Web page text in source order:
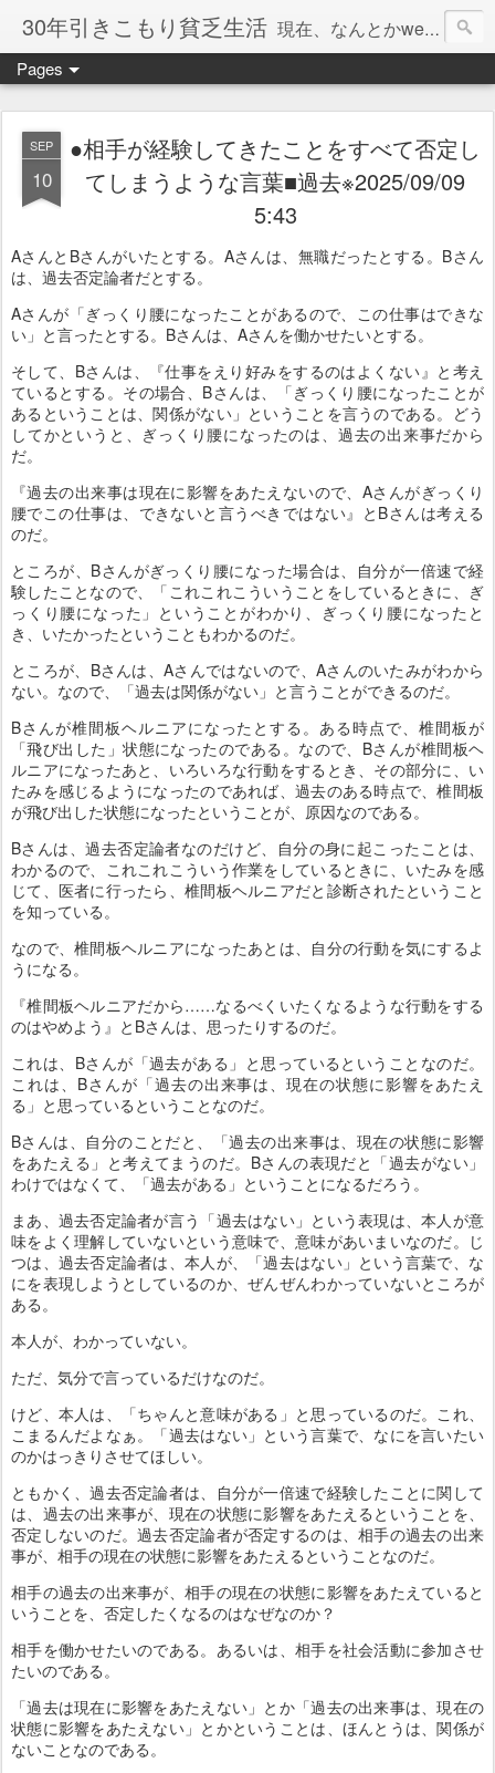
30年引きこもり貧乏生活 現在、なんとかweb系の仕事で食べています。このブログで扱う問題は「この世とはなにか」「人生とはなにか」「人間とはなにか」「強迫神経症の原因と解決法」「うつ病の原因と寄り添う方法」「家族の問題」などについてです。
Pages
SEP
10
●相手が経験してきたことをすべて否定し
てしまうような言葉■過去※2025/09/09
5:43
AさんとBさんがいたとする。Aさんは、無職だったとする。Bさん
は、過去否定論者だとする。
Aさんが「ぎっくり腰になったことがあるので、この仕事はできな
い」と言ったとする。Bさんは、Aさんを働かせたいとする。
そして、Bさんは、『仕事をえり好みをするのはよくない』と考え
ているとする。その場合、Bさんは、「ぎっくり腰になったことが
あるということは、関係がない」ということを言うのである。どう
してかというと、ぎっくり腰になったのは、過去の出来事だから
だ。
『過去の出来事は現在に影響をあたえないので、Aさんがぎっくり
腰でこの仕事は、できないと言うべきではない』とBさんは考える
のだ。
ところが、Bさんがぎっくり腰になった場合は、自分が一倍速で経
験したことなので、「これこれこういうことをしているときに、ぎ
っくり腰になった」ということがわかり、ぎっくり腰になったと
き、いたかったということもわかるのだ。
ところが、Bさんは、Aさんではないので、Aさんのいたみがわから
ない。なので、「過去は関係がない」と言うことができるのだ。
Bさんが椎間板ヘルニアになったとする。ある時点で、椎間板が
「飛び出した」状態になったのである。なので、Bさんが椎間板ヘ
ルニアになったあと、いろいろな行動をするとき、その部分に、い
たみを感じるようになったのであれば、過去のある時点で、椎間板
が飛び出した状態になったということが、原因なのである。
Bさんは、過去否定論者なのだけど、自分の身に起こったことは、
わかるので、これこれこういう作業をしているときに、いたみを感
じて、医者に行ったら、椎間板ヘルニアだと診断されたということ
を知っている。
なので、椎間板ヘルニアになったあとは、自分の行動を気にするよ
うになる。
『椎間板ヘルニアだから……なるべくいたくなるような行動をする
のはやめよう』とBさんは、思ったりするのだ。
これは、Bさんが「過去がある」と思っているということなのだ。
これは、Bさんが「過去の出来事は、現在の状態に影響をあたえ
る」と思っているということなのだ。
Bさんは、自分のことだと、「過去の出来事は、現在の状態に影響
をあたえる」と考えてまうのだ。Bさんの表現だと「過去がない」
わけではなくて、「過去がある」ということになるだろう。
まあ、過去否定論者が言う「過去はない」という表現は、本人が意
味をよく理解していないという意味で、意味があいまいなのだ。じ
つは、過去否定論者は、本人が、「過去はない」という言葉で、な
にを表現しようとしているのか、ぜんぜんわかっていないところが
ある。
本人が、わかっていない。
ただ、気分で言っているだけなのだ。
けど、本人は、「ちゃんと意味がある」と思っているのだ。これ、
こまるんだよなぁ。「過去はない」という言葉で、なにを言いたい
のかはっきりさせてほしい。
ともかく、過去否定論者は、自分が一倍速で経験したことに関して
は、過去の出来事が、現在の状態に影響をあたえるということを、
否定しないのだ。過去否定論者が否定するのは、相手の過去の出来
事が、相手の現在の状態に影響をあたえるということなのだ。
相手の過去の出来事が、相手の現在の状態に影響をあたえていると
いうことを、否定したくなるのはなぜなのか？
相手を働かせたいのである。あるいは、相手を社会活動に参加させ
たいのである。
「過去は現在に影響をあたえない」とか「過去の出来事は、現在の
状態に影響をあたえない」とかということは、ほんとうは、関係が
ないことなのである。